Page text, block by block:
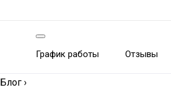
График работы Отзывы
Блог ›